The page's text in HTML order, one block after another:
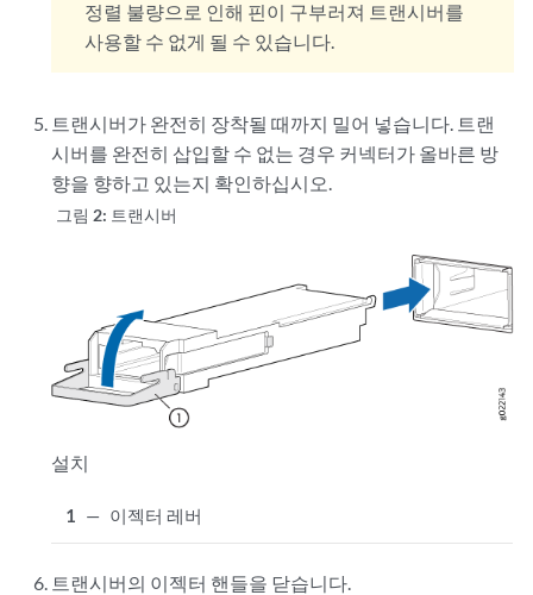
정렬 불량으로 인해 핀이 구부러져 트랜시버를
사용할 수 없게 될 수 있습니다.
트랜시버가 완전히 장착될 때까지 밀어 넣습니다. 트랜
시버를 완전히 삽입할 수 없는 경우 커넥터가 올바른 방
향을 향하고 있는지 확인하십시오.
그림 2: 트랜시버
설치
1 — 이젝터 레버
트랜시버의 이젝터 핸들을 닫습니다.